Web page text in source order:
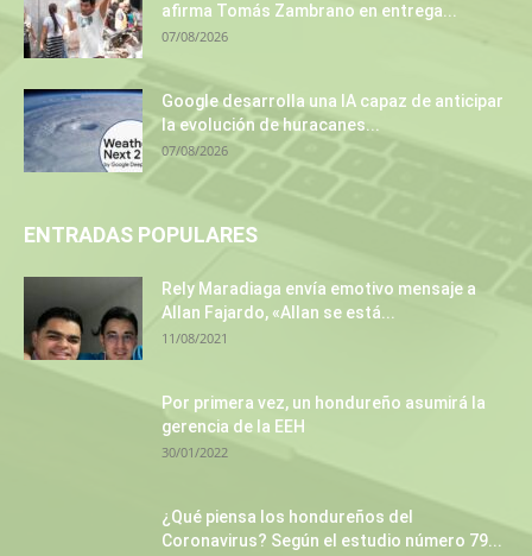
afirma Tomás Zambrano en entrega...
07/08/2026
Google desarrolla una IA capaz de anticipar
la evolución de huracanes...
07/08/2026
ENTRADAS POPULARES
Rely Maradiaga envía emotivo mensaje a
Allan Fajardo, «Allan se está...
11/08/2021
Por primera vez, un hondureño asumirá la
gerencia de la EEH
30/01/2022
¿Qué piensa los hondureños del
Coronavirus? Según el estudio número 79...